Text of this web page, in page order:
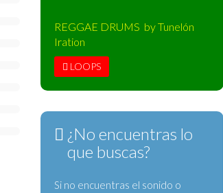
REGGAE DRUMS by Tunelón
Iration
LOOPS
¿No encuentras lo
que buscas?
Si no encuentras el sonido o